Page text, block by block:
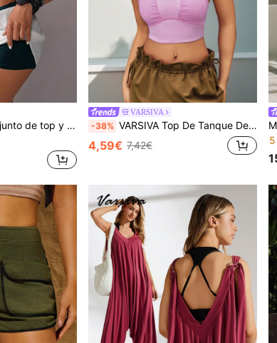
para pecho para deportes de verano al aire libre
VARSIVA
-38% VARSIVA Top De Tanque Deportivo Veraniego Básico Con Pliegues Al Aire Libre
4,59€ 7,42€